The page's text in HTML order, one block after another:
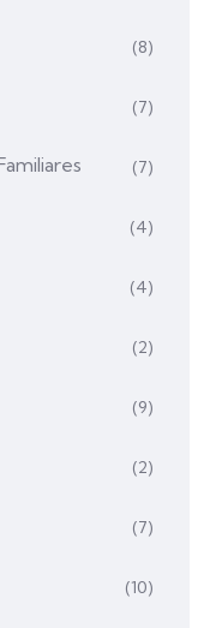
(8)
(7)
(7)
(4)
(4)
(2)
(9)
(2)
(7)
(10)